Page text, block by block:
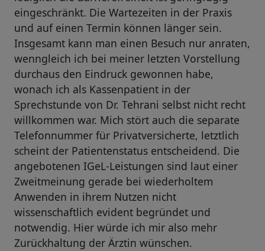
eingeschränkt. Die Wartezeiten in der Praxis
und auf einen Termin können länger sein.
Insgesamt kann man einen Besuch nur anraten,
wenngleich ich bei meiner letzten Vorstellung
durchaus den Eindruck gewonnen habe,
wonach ich als Kassenpatient in der
Sprechstunde von Dr. Tehrani selbst nicht recht
willkommen war. Mich stört auch die separate
Telefonnummer für Privatversicherte, letztlich
scheint der Patientenstatus entscheidend. Die
angebotenen IGeL-Leistungen sind laut einer
Zweitmeinung gerade bei wiederholtem
Anwenden in ihrem Nutzen nicht
wissenschaftlich evident begründet und
notwendig. Hier würde ich mir also mehr
Zurückhaltung der Ärztin wünschen.